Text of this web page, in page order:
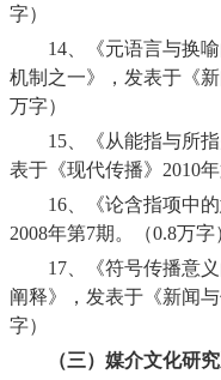
字）
14、
《元语言与换
机制之一》，发表于《新
万字）
15、
《从能指与所
表于《现代传播》 2010
16、
《论含指项中
2008年第7期。（0.8万字
17、
《符号传播意
阐释》，发表于《新闻与
字）
（三）媒介文化研